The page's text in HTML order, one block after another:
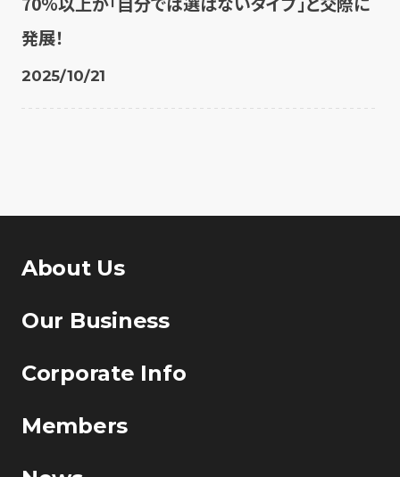
発展！
2025/10/21
About Us
Our Business
Corporate Info
Members